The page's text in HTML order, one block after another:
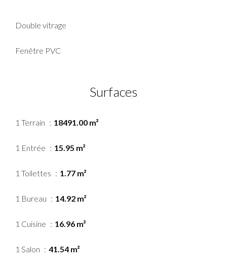
Double vitrage
Fenêtre PVC
Surfaces
1 Terrain 18491.00 m²
1 Entrée 15.95 m²
1 Toilettes 1.77 m²
1 Bureau 14.92 m²
1 Cuisine 16.96 m²
1 Salon 41.54 m²